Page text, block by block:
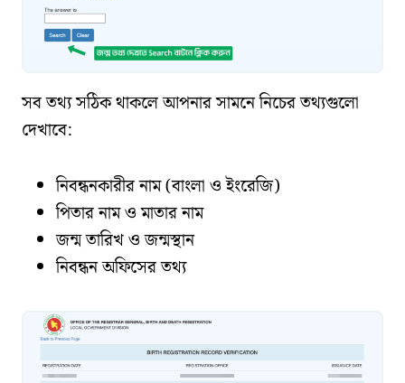
সব তথ্য সঠিক থাকলে আপনার সামনে নিচের তথ্যগুলো
দেখাবে:
নিবন্ধনকারীর নাম (বাংলা ও ইংরেজি)
পিতার নাম ও মাতার নাম
জন্ম তারিখ ও জন্মস্থান
নিবন্ধন অফিসের তথ্য